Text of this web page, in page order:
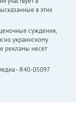
в этих
суждения,
украинскому
рекламы несет
- R40-05097